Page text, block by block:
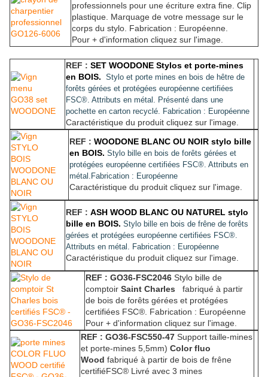
professionnels pour une écriture extra fine. Clip
plastique. Marquage de votre message sur le
corps du stylo. Fabrication : Européenne.
Pour + d'information cliquez sur l'image.
REF : SET WOODONE Stylos et porte-mines
en BOIS. Stylo et porte mines en bois de hêtre de
forêts gérées et protégées européenne certifiées
FSC®. Attributs en métal. Présenté dans une
pochette en carton recyclé. Fabrication : Européenne
Caractéristique du produit cliquez sur l'image.
REF : WOODONE BLANC OU NOIR stylo bille
en BOIS. Stylo bille en bois de forêts gérées et
protégées européenne certifiées FSC®. Attributs en
métal. Fabrication : Européenne
Caractéristique du produit cliquez sur l'image.
REF : ASH WOOD BLANC OU NATUREL stylo
bille en BOIS. Stylo bille en bois de frêne de forêts
gérées et protégées européenne certifiées FSC®.
Attributs en métal. Fabrication : Européenne
Caractéristique du produit cliquez sur l'image.
REF : GO36-FSC2046 Stylo bille de
comptoir Saint Charles
fabriqué à partir
de bois de forêts gérées et protégées
certifiées FSC®. Fabrication : Européenne
Pour + d'information cliquez sur l'image.
REF : GO36-FSC550-47 Support taille-mines
et porte-mines 5,5mm) Color fluo
Wood fabriqué à partir de bois de frêne
certifiéFSC® Livré avec 3 mines